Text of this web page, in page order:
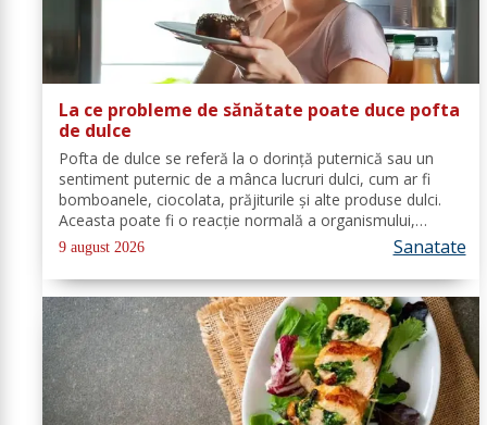
La ce probleme de sănătate poate duce pofta
de dulce
Pofta de dulce se referă la o dorință puternică sau un
sentiment puternic de a mânca lucruri dulci, cum ar fi
bomboanele, ciocolata, prăjiturile și alte produse dulci.
Aceasta poate fi o reacție normală a organismului,
deoarece majoritatea oamenilor au o preferință pentru
dulceață. Cu toate...
9 august 2026 Sanatate